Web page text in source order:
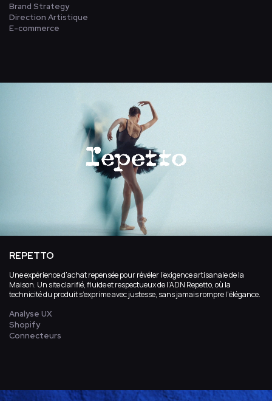
Brand Strategy
Direction Artistique
E-commerce
REPETTO
Une expérience d’achat repensée pour révéler l’exigence artisanale de la
Maison. Un site clarifié, fluide et respectueux de l’ADN Repetto, où la
technicité du produit s’exprime avec justesse, sans jamais rompre l’élégance.
Analyse UX
Shopify
Connecteurs